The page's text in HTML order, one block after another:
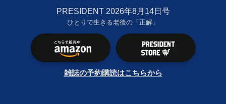
PRESIDENT 2026年8月14日号
ひとりで生きる老後の「正解」
雑誌の予約購読はこちらから